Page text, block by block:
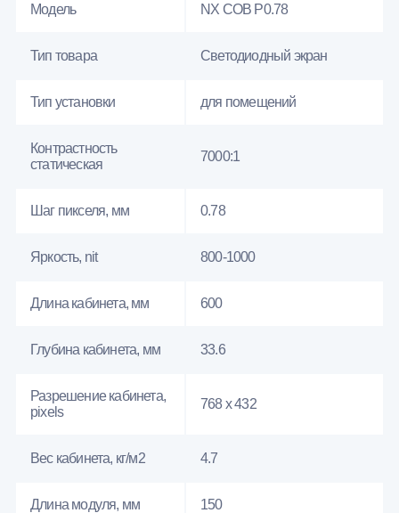
Модель NX COB P0.78
Тип товара Светодиодный экран
Тип установки для помещений
Контрастность
статическая
7000:1
Шаг пикселя, мм 0.78
Яркость, nit 800-1000
Длина кабинета, мм 600
Глубина кабинета, мм 33.6
Разрешение кабинета,
pixels
768 x 432
Вес кабинета, кг/м2 4.7
Длина модуля, мм 150